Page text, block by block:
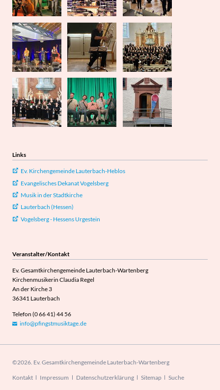
Links
Ev. Kirchengemeinde Lauterbach-Heblos
Evangelisches Dekanat Vogelsberg
Musik in der Stadtkirche
Lauterbach (Hessen)
Vogelsberg - Hessens Urgestein
Veranstalter/Kontakt
Ev. Gesamtkirchengemeinde Lauterbach-Wartenberg
Kirchenmusikerin Claudia Regel
An der Kirche 3
36341 Lauterbach
Telefon (0 66 41) 44 56
info@pfingstmusiktage.de
©2026. Ev. Gesamtkirchengemeinde Lauterbach-Wartenberg
Navigation
Kontakt Impressum Datenschutzerklärung Sitemap Suche